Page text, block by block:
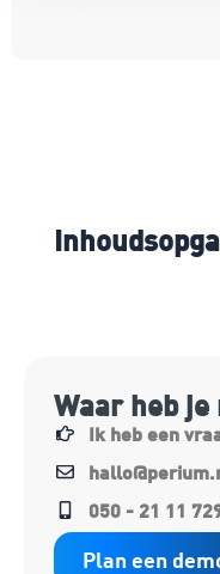
Waar heb je
Ik heb een
050 - 21 11
Plan een